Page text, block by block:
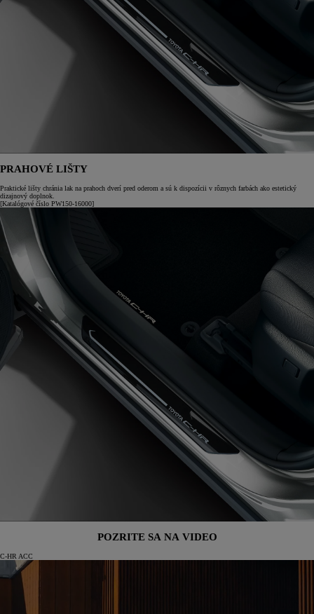
PRAHOVÉ LIŠTY
Praktické lišty chránia lak na prahoch dverí pred oderom a sú k dispozícii v rôznych farbách ako estetický
dizajnový doplnok.
[Katalógové číslo PW150-16000]
POZRITE SA NA VIDEO
C-HR ACC